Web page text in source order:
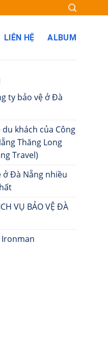
LIÊN HỆ ALBUM
ty bảo vệ ở Đà
khách của Công
Thăng Long
Travel)
ở Đà Nẵng nhiều
VỤ BẢO VỆ ĐÀ
Ironman